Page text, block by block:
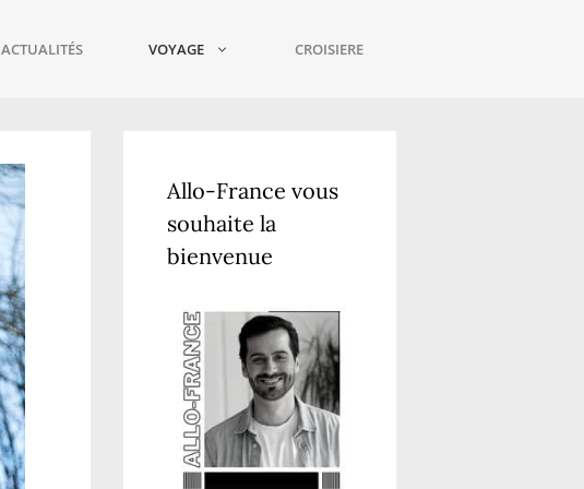
ACTUALITÉS VOYAGE CROISIERE
Allo-France vous
souhaite la
bienvenue